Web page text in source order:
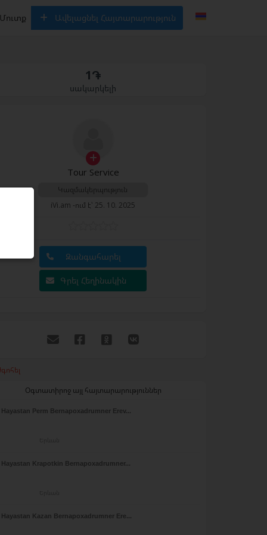
Մուտք Ավելացնել Հայտարարություն
1֏
սակարկելի
Tour Service
Կազմակերպություն
iVi.am -ում է՝ 25. 10. 2025
Զանգահարել
Գրել Հեղինակին
Օգտատիրոջ այլ հայտարարություններ
Hayastan Perm Bernapoxadrumner Erev...
Hayastan Krapotkin Bernapoxadrumner...
Hayastan Kazan Bernapoxadrumner Ere...